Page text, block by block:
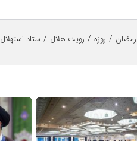
رمضان / روزه / رویت هلال / ستاد استهلال